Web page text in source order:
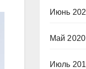
Июнь
Май 2020
Июль